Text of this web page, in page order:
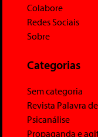
Colabore
Redes Sociais
Sobre
Categorias
Sem categoria
Revista Palavra
Psicanálise
Propaganda e